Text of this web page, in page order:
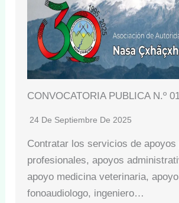
CONVOCATORIA PUBLICA N.º
24 De Septiembre De 2025
Contratar los servicios de apoyos
profesionales, apoyos
apoyo medicina veterinaria, apoyo
fonoaudiologo, ingeniero…